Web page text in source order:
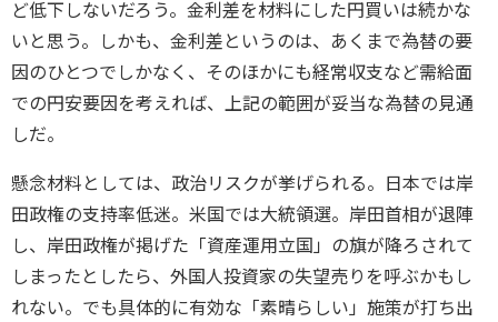
ど低下しないだろう。金利差を材料にした円買いは続かな
いと思う。しかも、金利差というのは、あくまで為替の要
因のひとつでしかなく、そのほかにも経常収支など需給面
での円安要因を考えれば、上記の範囲が妥当な為替の見通
しだ。
懸念材料としては、政治リスクが挙げられる。日本では岸
田政権の支持率低迷。米国では大統領選。岸田首相が退陣
し、岸田政権が掲げた「資産運用立国」の旗が降ろされて
しまったとしたら、外国人投資家の失望売りを呼ぶかもし
れない。でも具体的に有効な「素晴らしい」施策が打ち出